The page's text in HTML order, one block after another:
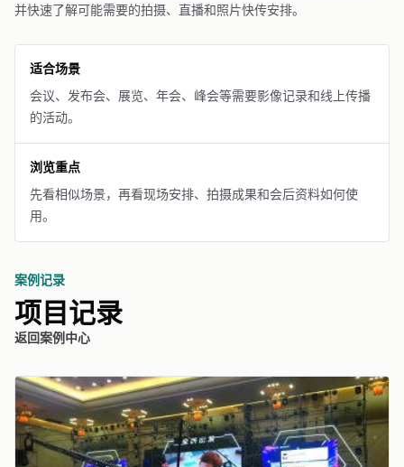
并快速了解可能需要的拍摄、直播和照片快传安排。
适合场景
会议、发布会、展览、年会、峰会等需要影像记录和线上传播
的活动。
浏览重点
先看相似场景，再看现场安排、拍摄成果和会后资料如何使
用。
案例记录
项目记录
返回案例中心